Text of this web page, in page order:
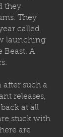
they
They
called
launching
Beast. A
such a
releases,
at all
stuck with
are